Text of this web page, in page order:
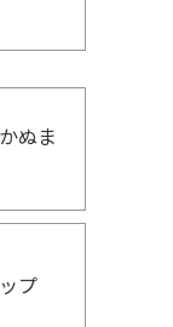
ぬま
プ